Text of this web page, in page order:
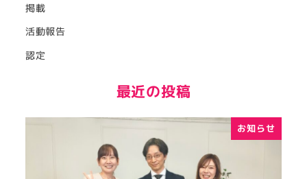
掲載
活動報告
認定
最近の投稿
お知らせ